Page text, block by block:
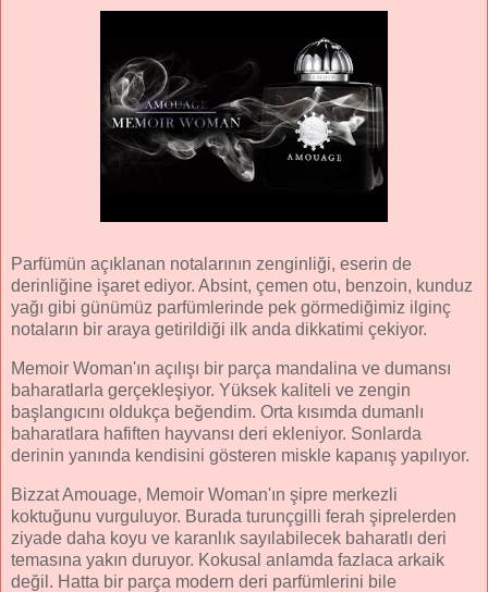
Parfümün açıklanan notalarının zenginliği, eserin de
derinliğine işaret ediyor. Absint, çemen otu, benzoin, kunduz
yağı gibi günümüz parfümlerinde pek görmediğimiz ilginç
notaların bir araya getirildiği ilk anda dikkatimi çekiyor.
Memoir Woman'ın açılışı bir parça mandalina ve dumansı
baharatlarla gerçekleşiyor. Yüksek kaliteli ve zengin
başlangıcını oldukça beğendim. Orta kısımda dumanlı
baharatlara hafiften hayvansı deri ekleniyor. Sonlarda
derinin yanında kendisini gösteren miskle kapanış yapılıyor.
Bizzat Amouage, Memoir Woman'ın şipre merkezli
koktuğunu vurguluyor. Burada turunçgilli ferah şiprelerden
ziyade daha koyu ve karanlık sayılabilecek baharatlı deri
temasına yakın duruyor. Kokusal anlamda fazlaca arkaik
değil. Hatta bir parça modern deri parfümlerini bile